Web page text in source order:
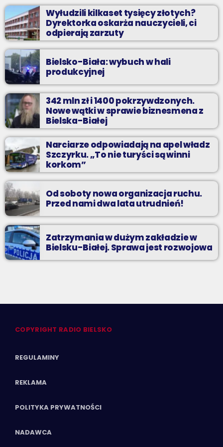
Wyłudzili kilkaset tysięcy złotych?
Dyrektorka oskarża nauczycieli, ci
odpierają zarzuty
Bielsko-Biała: wybuch w hali
produkcyjnej
342 mln zł i 1400 pokrzywdzonych.
Nowe wątki w sprawie biznesmena z
Bielska-Białej
Narciarze odpowiadają na apel władz
Szczyrku. „To nie turyści są winni
korkom”
Od soboty nowa organizacja ruchu.
Przed nami dwa lata utrudnień!
Zatrzymania w dużym zakładzie w
Bielsku-Białej. Sprawa jest rozwojowa
COPYRIGHT RADIO BIELSKO
REGULAMINY
REKLAMA
POLITYKA PRYWATNOŚCI
NADAWCA